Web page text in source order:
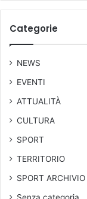
Categorie
NEWS
EVENTI
ATTUALITÀ
CULTURA
SPORT
TERRITORIO
SPORT ARCHIVIO
Senza categoria